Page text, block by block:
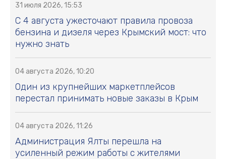
31 июля 2026, 15:53
С 4 августа ужесточают правила провоза
бензина и дизеля через Крымский мост: что
нужно знать
04 августа 2026, 10:20
Один из крупнейших маркетплейсов
перестал принимать новые заказы в Крым
04 августа 2026, 11:26
Администрация Ялты перешла на
усиленный режим работы с жителями